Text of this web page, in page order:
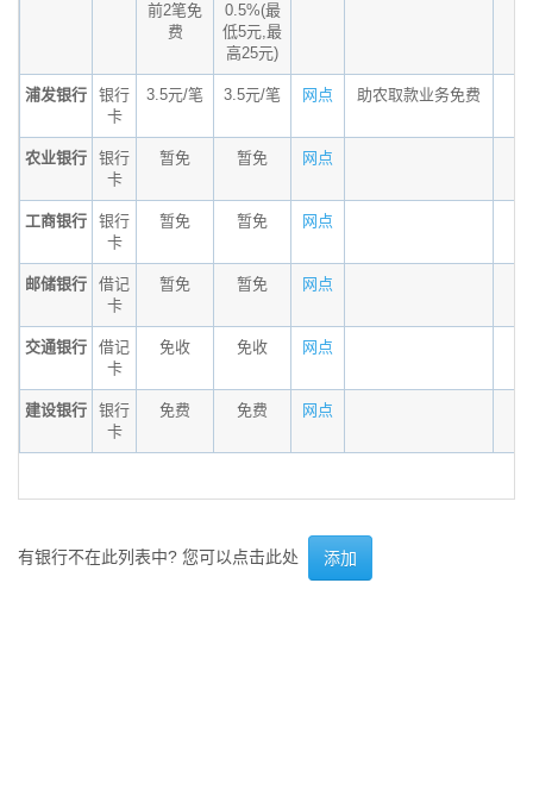
前2笔免
费
0.5%(最
低5元,最
高25元)
浦发银行
银行
卡
3.5元/笔 3.5元/笔 网点 助农取款业务免费
农业银行
银行
卡
暂免 暂免 网点
工商银行
银行
卡
暂免 暂免 网点
邮储银行
借记
卡
暂免 暂免 网点
交通银行
借记
卡
免收 免收 网点
建设银行
银行
卡
免费 免费 网点
有银行不在此列表中? 您可以点击此处 添加